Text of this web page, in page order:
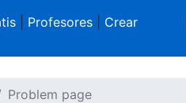
| Profesores| Crear
Problem page